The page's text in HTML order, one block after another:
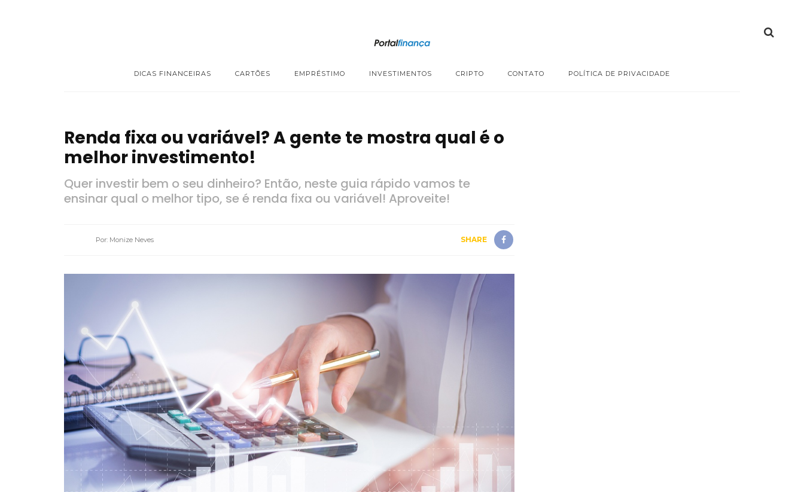
DICAS FINANCEIRAS CARTÕES EMPRÉSTIMO INVESTIMENTOS CRIPTO CONTATO POLÍTICA DE PRIVACIDADE
Renda fixa ou variável? A gente te mostra qual é o
melhor investimento!
Quer investir bem o seu dinheiro? Então, neste guia rápido vamos te
ensinar qual o melhor tipo, se é renda fixa ou variável! Aproveite!
Por: Monize Neves SHARE